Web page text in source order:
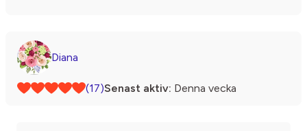
Diana
(17)Senast aktiv: Denna vecka